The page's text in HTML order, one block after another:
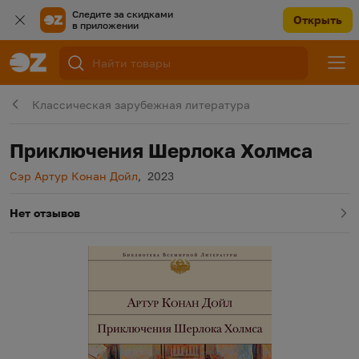
Следите за скидками
в приложении
Открыть
Классическая зарубежная литература
Приключения Шерлока Холмса
Автор
Сэр Артур Конан Дойл, Год издания
2023
Нет отзывов